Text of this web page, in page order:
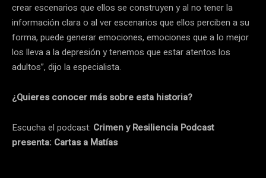
crear escenarios que ellos se construyen y al no tener la
información clara o al ver escenarios que ellos perciben a su
forma, puede generar emociones, emociones que a lo mejor
los lleva a la depresión y tenemos que estar atentos los
adultos”, dijo la especialista.
¿Quieres conocer más sobre esta historia?
Escucha el podcast: Crimen y Resiliencia Podcast
presenta: Cartas a Matías